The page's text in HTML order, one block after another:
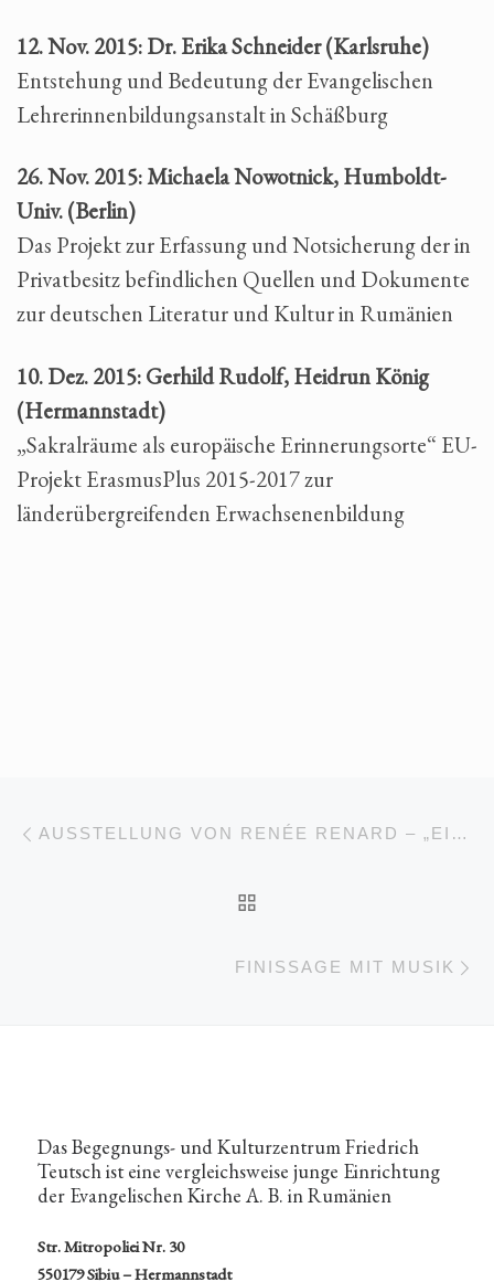
12. Nov. 2015: Dr. Erika Schneider (Karlsruhe)
Entstehung und Bedeutung der Evangelischen
Lehrerinnenbildungsanstalt in Schäßburg
26. Nov. 2015: Michaela Nowotnick, Humboldt-
Univ. (Berlin)
Das Projekt zur Erfassung und Notsicherung der in
Privatbesitz befindlichen Quellen und Dokumente
zur deutschen Literatur und Kultur in Rumänien
10. Dez. 2015: Gerhild Rudolf, Heidrun König
(Hermannstadt)
„Sakralräume als europäische Erinnerungsorte“ EU-
Projekt ErasmusPlus 2015-2017 zur
länderübergreifenden Erwachsenenbildung
Beitragsnavigation AUSSTELLUNG VON RENÉE RENARD – „EIN WEG WIE HUNDERT LEBEN“
FINISSAGE MIT MUSIK
Das Begegnungs- und Kulturzentrum Friedrich
Teutsch ist eine vergleichsweise junge Einrichtung
der Evangelischen Kirche A. B. in Rumänien
Str. Mitropoliei Nr. 30
550179 Sibiu – Hermannstadt